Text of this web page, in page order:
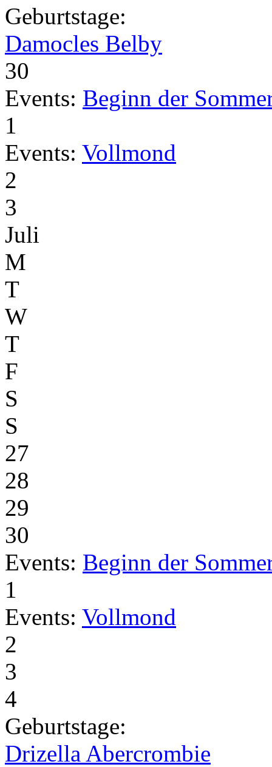
Geburtstage:
Damocles Belby
30
Events: Beginn der
1
Events: Vollmond
2
3
Juli
M
T
W
T
F
S
S
27
28
29
30
Events: Beginn der
1
Events: Vollmond
2
3
4
Geburtstage:
Drizella Abercrombie